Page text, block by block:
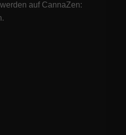
auf CannaZen: